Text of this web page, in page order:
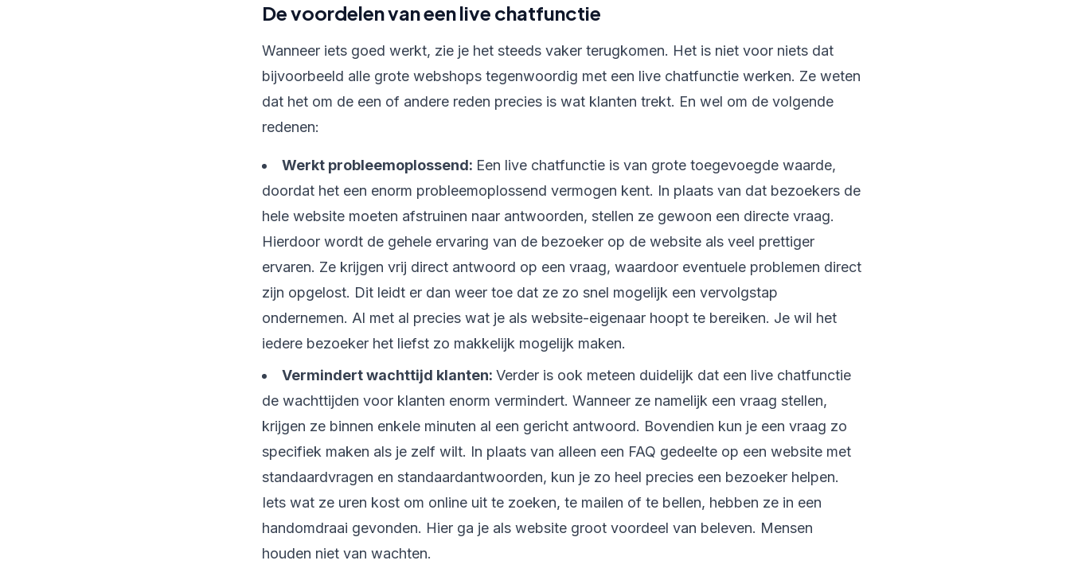
De voordelen van een live chatfunctie
Wanneer iets goed werkt, zie je het steeds vaker terugkomen. Het is niet voor niets dat
bijvoorbeeld alle grote webshops tegenwoordig met een live chatfunctie werken. Ze weten
dat het om de een of andere reden precies is wat klanten trekt. En wel om de volgende
redenen:
Werkt probleemoplossend: Een live chatfunctie is van grote toegevoegde waarde,
doordat het een enorm probleemoplossend vermogen kent. In plaats van dat bezoekers de
hele website moeten afstruinen naar antwoorden, stellen ze gewoon een directe vraag.
Hierdoor wordt de gehele ervaring van de bezoeker op de website als veel prettiger
ervaren. Ze krijgen vrij direct antwoord op een vraag, waardoor eventuele problemen direct
zijn opgelost. Dit leidt er dan weer toe dat ze zo snel mogelijk een vervolgstap
ondernemen. Al met al precies wat je als website-eigenaar hoopt te bereiken. Je wil het
iedere bezoeker het liefst zo makkelijk mogelijk maken.
Vermindert wachttijd klanten:Verder is ook meteen duidelijk dat een live chatfunctie
de wachttijden voor klanten enorm vermindert. Wanneer ze namelijk een vraag stellen,
krijgen ze binnen enkele minuten al een gericht antwoord. Bovendien kun je een vraag zo
specifiek maken als je zelf wilt. In plaats van alleen een FAQ gedeelte op een website met
standaardvragen en standaardantwoorden, kun je zo heel precies een bezoeker helpen.
Iets wat ze uren kost om online uit te zoeken, te mailen of te bellen, hebben ze in een
handomdraai gevonden. Hier ga je als website groot voordeel van beleven. Mensen
houden niet van wachten.